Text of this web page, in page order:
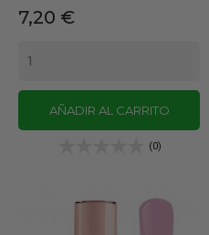
Precio
7,20 €
AÑADIR AL CARRITO
(0)